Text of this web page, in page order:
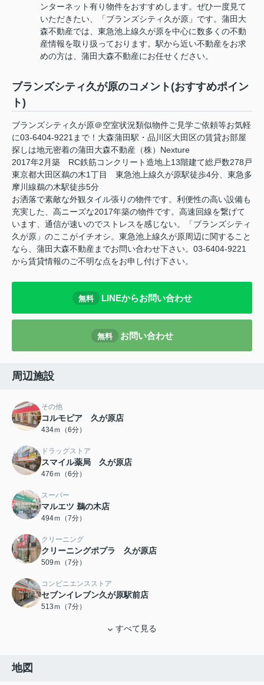
ンターネット有り物件をおすすめします。ぜひ一度見て
いただきたい、「ブランズシティ久が原」です。蒲田大
森不動産では、東急池上線久が原を中心に数多くの不動
産情報を取り扱っております。駅から近い不動産をお求
めの方は、蒲田大森不動産にお任せください。
ブランズシティ久が原のコメント(おすすめポイン
ト)
ブランズシティ久が原＠空室状況類似物件ご見学ご依頼等お気軽
に03-6404-9221まで！大森蒲田駅・品川区大田区の賃貸お部屋
探しは地元密着の蒲田大森不動産（株）Nexture
2017年2月築 RC鉄筋コンクリート造地上13階建て総戸数278戸
東京都大田区鵜の木1丁目 東急池上線久が原駅徒歩4分、東急多
摩川線鵜の木駅徒歩5分
お洒落で素敵な外観タイル張りの物件です。利便性の高い設備も
充実した、高ニーズな2017年築の物件です。高速回線を繋げて
います、通信が速いのでストレスを感じない。「ブランズシティ
久が原」のここがイチオシ。東急池上線久が原周辺に関すること
なら、蒲田大森不動産までお問い合わせ下さい。03-6404-9221
から賃貸情報のご不明な点をお申し付け下さい。
無料 LINEからお問い合わせ
無料 お問い合わせ
周辺施設
その他
コルモピア 久が原店
434ｍ（6分）
ドラッグストア
スマイル薬局 久が原店
476ｍ（6分）
スーパー
マルエツ 鵜の木店
494ｍ（7分）
クリーニング
クリーニングポプラ 久が原店
509ｍ（7分）
コンビニエンスストア
セブンイレブン久が原駅前店
513ｍ（7分）
すべて見る
地図